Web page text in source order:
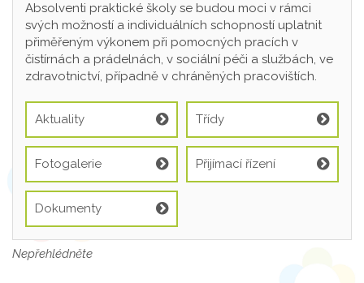
Absolventi praktické školy se budou moci v rámci
svých možností a individuálních schopností uplatnit
přiměřeným výkonem při pomocných pracích v
čistírnách a prádelnách, v sociální péči a službách, ve
zdravotnictví, případně v chráněných pracovištích.
Aktuality Třídy
Fotogalerie Přijímací řízení
Dokumenty
Nepřehlédněte